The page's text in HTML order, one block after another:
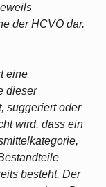
der HCVO dar.
eine
dieser
suggeriert oder
wird, dass ein
besteht. Der